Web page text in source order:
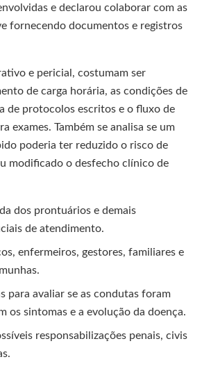
e declarou colaborar com as
fornecendo documentos e registros
e pericial, costumam ser
de carga horária, as condições de
de protocolos escritos e o fluxo de
exames. Também se analisa se um
poderia ter reduzido o risco de
modificado o desfecho clínico de
dos prontuários e demais
de atendimento.
enfermeiros, gestores, familiares e
para avaliar se as condutas foram
os sintomas e a evolução da doença.
responsabilizações penais, civis